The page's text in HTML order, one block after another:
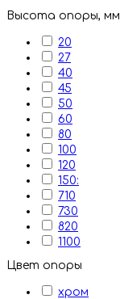
Высота опоры, мм
20
27
40
45
50
60
80
100
120
150:
710
730
820
1100
Цвет опоры
хром